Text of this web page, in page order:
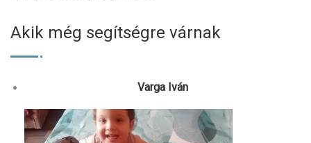
Akik még segítségre várnak
Varga Iván